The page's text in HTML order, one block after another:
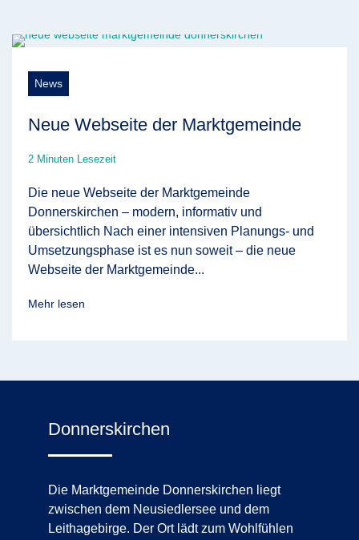
News
Neue Webseite der Marktgemeinde
2 Minuten Lesezeit
Die neue Webseite der Marktgemeinde
Donnerskirchen – modern, informativ und
übersichtlich Nach einer intensiven Planungs- und
Umsetzungsphase ist es nun soweit – die neue
Webseite der Marktgemeinde...
Mehr lesen
Donnerskirchen
Die Marktgemeinde Donnerskirchen liegt
zwischen dem Neusiedlersee und dem
Leithagebirge. Der Ort lädt zum Wohlfühlen